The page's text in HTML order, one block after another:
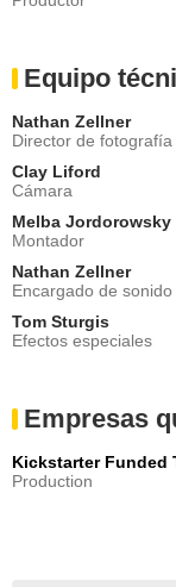
Equipo
Nathan Zellner
Director de fotografía
Clay Liford
Cámara
Melba Jordorowsky
Montador
Nathan Zellner
Encargado de sonido
Tom Sturgis
Efectos especiales
Empresas
Kickstarter Funded
Production